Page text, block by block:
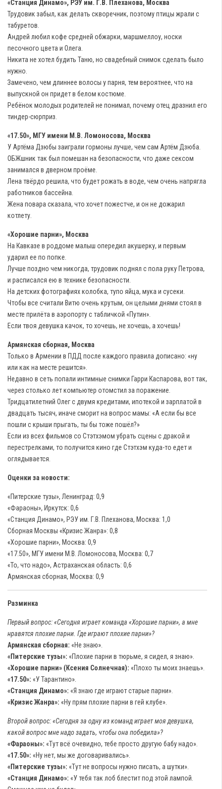
«Станция Динамо», РЭУ им. Г.В. Плеханова, Москва
Трудовик забыл, как делать скворечник, поэтому птицы жрали с
табуретов.
Андрей любил кофе средней обжарки, маршмеллоу, носки
песочного цвета и Олега.
Никита не хотел будить Таню, но свадебный снимок сделать было
нужно.
Замечено, чем длиннее волосы у парня, тем вероятнее, что на
выпускной он придет в белом костюме.
Ребёнок молодых родителей не понимал, почему отец дразнил его
тиндер-сюрприз.
«17.50», МГУ имени М.В. Ломоносова, Москва
У Артёма Дзюбы заиграли гормоны лучше, чем сам Артём Дзюба.
ОБЖшник так был помешан на безопасности, что даже сексом
занимался в дверном проёме.
Лена твёрдо решила, что будет рожать в воде, чем очень напрягла
работников бассейна.
Жена повара сказала, что хочет пожестче, и он не дожарил
котлету.
«Хорошие парни», Москва
На Кавказе в роддоме малыш опередил акушерку, и первым
ударил ее по попке.
Лучше поздно чем никогда, трудовик поднял с пола руку Петрова,
и расписался ею в технике безопасности.
На детских фотографиях колобка, тупо яйца, мука и сусеки.
Чтобы все считали Витю очень крутым, он целыми днями стоял в
месте прилёта в аэропорту с табличкой «Путин».
Если твоя девушка качок, то хочешь, не хочешь, а хочешь!
Армянская сборная, Москва
Только в Армении в ПДД после каждого правила дописано: «ну
или как на месте решится».
Недавно в сеть попали интимные снимки Гарри Каспарова, вот так,
через столько лет компьютер отомстил за поражение.
Тридцатилетний Олег с двумя кредитами, ипотекой и зарплатой в
двадцать тысяч, иначе сморит на вопрос мамы: «А если бы все
пошли с крыши прыгать, ты бы тоже пошёл?»
Если из всех фильмов со Стэтхэмом убрать сцены с дракой и
перестрелками, то получится кино где Стэтхэм куда-то едет и
оглядывается.
Оценки за новости:
«Питерские тузы», Ленинград: 0,9
«Фараоны», Иркутск: 0,6
«Станция Динамо», РЭУ им. Г.В. Плеханова, Москва: 1,0
Сборная Москвы «Кризис Жанра»: 0,8
«Хорошие парни», Москва: 0,9
«17.50», МГУ имени М.В. Ломоносова, Москва: 0,7
«То, что надо», Астраханская область: 0,6
Армянская сборная, Москва: 0,9
Разминка
Первый вопрос: «Сегодня играет команда «Хорошие парни», а мне
нравятся плохие парни. Где играют плохие парни»?
Армянская сборная: «Не знаю».
«Питерские тузы»: «Плохие парни в тюрьме, я сидел, я знаю».
«Хорошие парни» (Ксения Солнечная): «Плохо ты моих знаешь».
«17.50»: «У Тарантино».
«Станция Динамо»: «Я знаю где играют старые парни».
«Кризис Жанра»: «Ну прям плохие парни в гей клубе».
Второй вопрос: «Сегодня за одну из команд играет моя девушка,
какой вопрос мне надо задать, чтобы она победила»?
«Фараоны»: «Тут всё очевидно, тебе просто другую бабу надо».
«17.50»: «Ну нет, мы же договаривались».
«Питерские тузы»: «Тут не вопросы нужно писать, а шутки».
«Станция Динамо»: «У тебя так лоб блестит под этой лампой.